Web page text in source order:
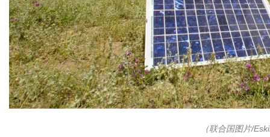
（联合国图片/